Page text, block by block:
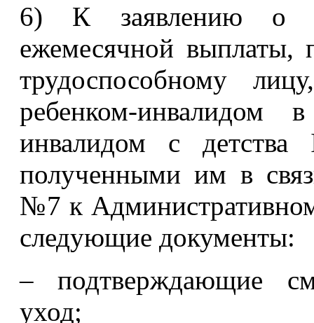
6) К заявлению о
ежемесячной выплаты,
трудоспособному
ребенком-
инвалидом с
полученными им в
№7 к
следующие документы:
– подтверждающие
уход;